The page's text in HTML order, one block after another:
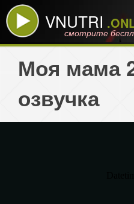
VNUTRI
смотрите
Моя мама
озвучка